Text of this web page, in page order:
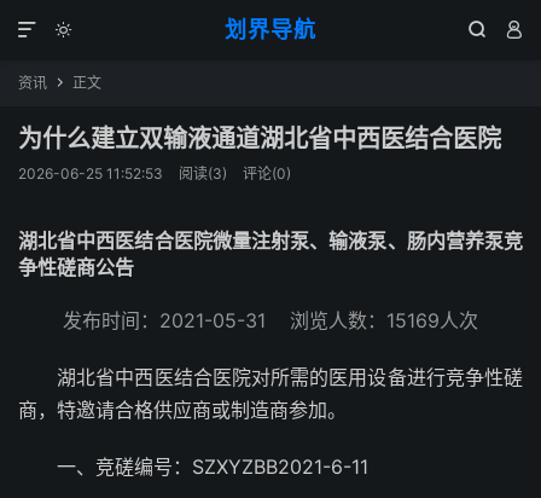
划界导航
  

资讯  正文
为什么建立双输液通道湖北省中西医结合医院
2026-06-25 11:52:53 阅读(3) 评论(0)
湖北省中西医结合医院微量注射泵、输液泵、肠内营养泵竞
争性磋商公告
发布时间：2021-05-31 浏览人数：15169人次
湖北省中西医结合医院对所需的医用设备进行竞争性磋
商，特邀请合格供应商或制造商参加。
一、竞磋编号：SZXYZBB2021-6-11